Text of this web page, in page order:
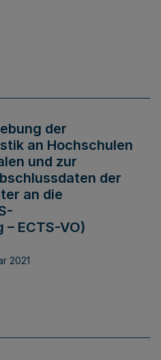
der
an Hochschulen
und zur
der
an die
ECTS-VO)
2021